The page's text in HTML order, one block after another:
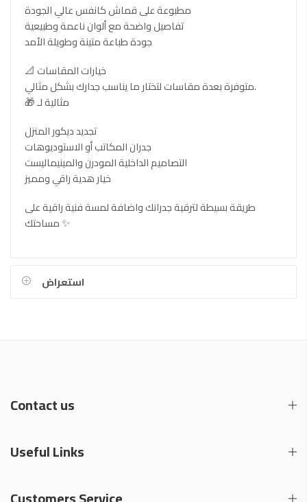
مطبوعة على قماش كانفس عالي الجودة
تفاصيل واضحة مع ألوان ناعمة وطبيعية
جودة طباعة متينة وطويلة الأمد
📐 خيارات المقاسات
متوفرة بعدة مقاسات لتختار ما يناسب جدارك بشكل مثالي.
🎁 مثالية لـ
تجديد ديكور المنزل
جدران المكاتب أو الاستوديوهات
التصاميم الداخلية المودرن والمينيماليست
خيار هدية راقي ومميز
طريقة بسيطة لترقية جدرانك واضافة لمسة فنية راقية على
مساحتك ✨
استعراض
Contact us
Useful Links